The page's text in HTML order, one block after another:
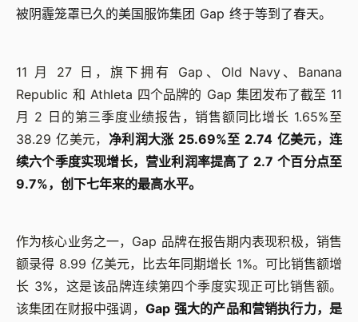
被阴霾笼罩已久的美国服饰集团 Gap 终于等到了春天。
11 月 27 日，旗下拥有 Gap、Old Navy、Banana
Republic 和 Athleta 四个品牌的 Gap 集团发布了截至 11
月 2 日的第三季度业绩报告，销售额同比增长 1.65%至
38.29 亿美元， 净利润大涨 25.69%至 2.74 亿美元，连
续六个季度实现增长，营业利润率提高了 2.7 个百分点至
9.7%，创下七年来的最高水平。
作为核心业务之一，Gap 品牌在报告期内表现积极，销售
额录得 8.99 亿美元，比去年同期增长 1%。可比销售额增
长 3%，这是该品牌连续第四个季度实现正可比销售额。
该集团在财报中强调， Gap 强大的产品和营销执行力，是